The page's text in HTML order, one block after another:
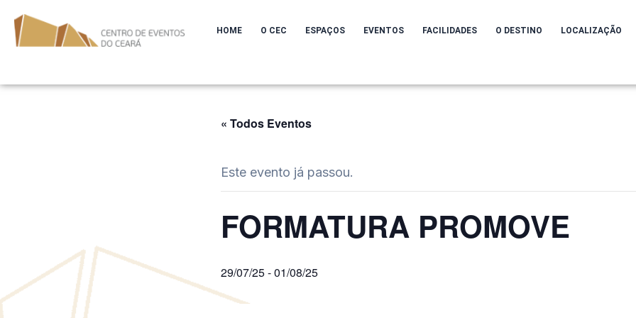
para
HOME O CEC ESPAÇOS EVENTOS FACILIDADES O DESTINO LOCALIZAÇÃO
« Todos Eventos
Este evento já passou.
FORMATURA PROMOVE
29/07/25-01/08/25